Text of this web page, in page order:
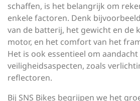
schaffen, is het belangrijk om
enkele factoren. Denk
van de batterij, het gewicht en de
motor, en het comfort van het
Het is ook essentieel om
veiligheidsaspecten, zoals
reflectoren.
Bij SNS Bikes begrijpen we het